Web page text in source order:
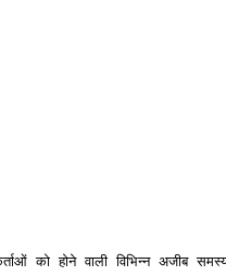
को होने वाली विभिन्न अजीब